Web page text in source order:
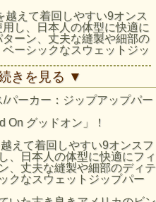
越えて着回しやすい9オンス
し、日本人の体型に快適に
ーン、丈夫な縫製や細部の
ーシックなスウェットジッ
いた古き良きアメリカのビ
とさせる、シンプルながら
。
リと短かめで、二の腕から
し絞り、着用時の印象が全
うに仕上げています。全体
てラグランスリーブの脇下
で、かさ張らず重ね着しや
フードは少し小さめにし、
のシルエットとなるように
きを見る ▼
/パーカー：ジップアップパー
On グッドオン」！
えて着回しやすい9オンスフ
、日本人の体型に快適にフィ
、丈夫な縫製や細部のディテ
クなスウェットジップパー